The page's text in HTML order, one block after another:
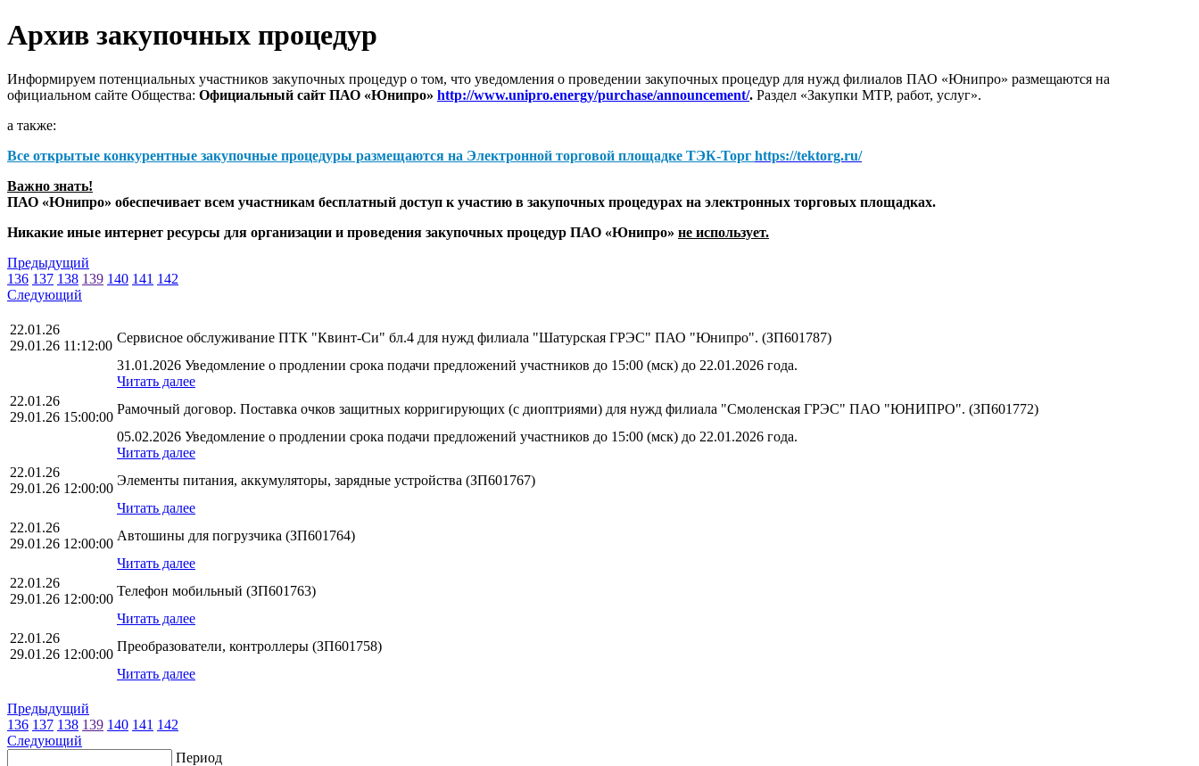
Архив закупочных процедур
Информируем потенциальных участников закупочных процедур о том, что уведомления о проведении закупочных процедур для нужд филиалов ПАО «Юнипро» размещаются на
официальном сайте Общества: Официальный сайт ПАО «Юнипро» http://www.unipro.energy/purchase/announcement/. Раздел «Закупки МТР, работ, услуг».
а также:
Все открытые конкурентные закупочные процедуры размещаются на Электронной торговой площадке ТЭК-Торг https://tektorg.ru/
Важно знать!
ПАО «Юнипро» обеспечивает всем участникам бесплатный доступ к участию в закупочных процедурах на электронных торговых площадках.
Никакие иные интернет ресурсы для организации и проведения закупочных процедур ПАО «Юнипро» не использует.
Предыдущий
136 137 138 139 140 141 142
Следующий
22.01.26
29.01.26 11:12:00
Сервисное обслуживание ПТК "Квинт-Си" бл.4 для нужд филиала "Шатурская ГРЭС" ПАО "Юнипро". (ЗП601787)
31.01.2026 Уведомление о продлении срока подачи предложений участников до 15:00 (мск) до 22.01.2026 года.
Читать далее
22.01.26
29.01.26 15:00:00
Рамочный договор. Поставка очков защитных корригирующих (с диоптриями) для нужд филиала "Смоленская ГРЭС" ПАО "ЮНИПРО". (ЗП601772)
05.02.2026 Уведомление о продлении срока подачи предложений участников до 15:00 (мск) до 22.01.2026 года.
Читать далее
22.01.26
29.01.26 12:00:00
Элементы питания, аккумуляторы, зарядные устройства (ЗП601767)
Читать далее
22.01.26
29.01.26 12:00:00
Автошины для погрузчика (ЗП601764)
Читать далее
22.01.26
29.01.26 12:00:00
Телефон мобильный (ЗП601763)
Читать далее
22.01.26
29.01.26 12:00:00
Преобразователи, контроллеры (ЗП601758)
Читать далее
Предыдущий
136 137 138 139 140 141 142
Следующий
Период